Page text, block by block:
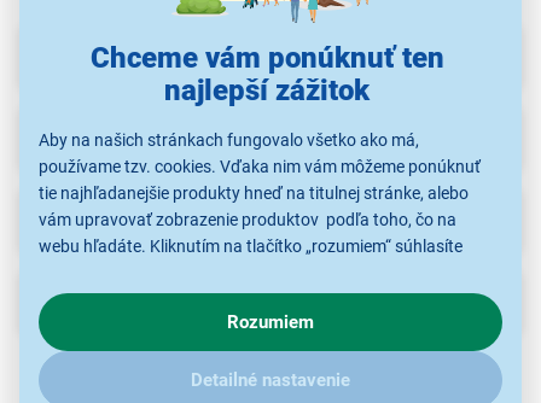
Chceme vám ponúknuť ten
najlepší zážitok
Aby na našich stránkach fungovalo všetko ako má,
používame tzv. cookies. Vďaka nim vám môžeme ponúknuť
tie najhľadanejšie produkty hneď na titulnej stránke, alebo
vám upravovať zobrazenie produktov podľa toho, čo na
webu hľadáte. Kliknutím na tlačítko „rozumiem“ súhlasíte
o chovaní na webe pre zobrazovaní cielených reklám.
V prípade že vás zaujímajú detaily, ako u nás s cookies a
ďalšími údaji pracujeme, kliknitesem.
Rozumiem
Detailné nastavenie
Popis
Parný inhalátor
Parametre
Recenzie
Na stiahnutie